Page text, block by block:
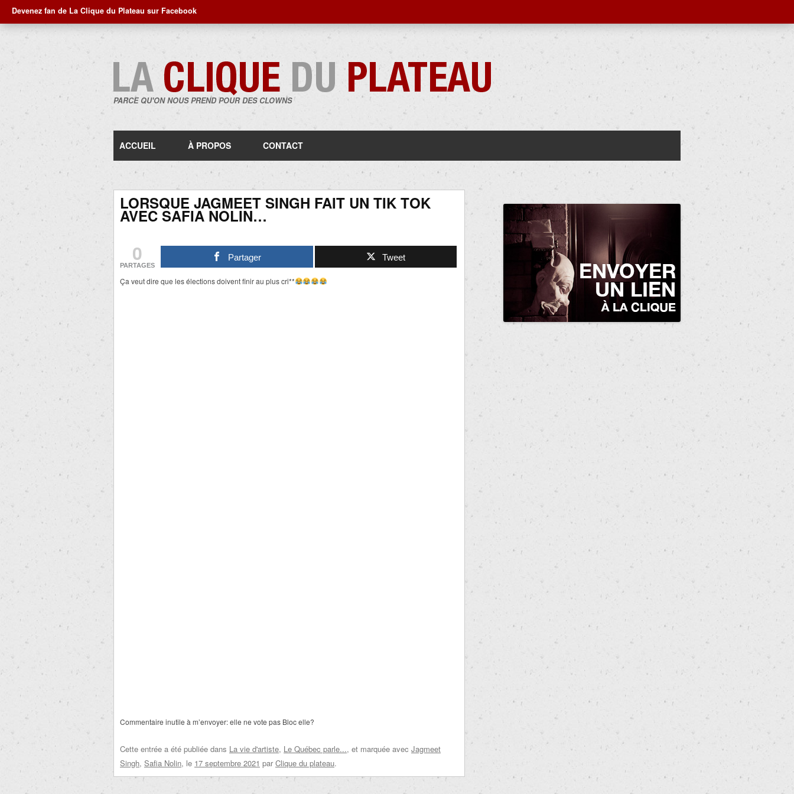
Devenez fan de La Clique du Plateau sur Facebook
PARCE QU'ON NOUS PREND POUR DES CLOWNS
au
ACCUEIL À PROPOS CONTACT
LORSQUE JAGMEET SINGH FAIT UN TIK TOK
AVEC SAFIA NOLIN…
0
PARTAGES
Partager Tweet
Ça veut dire que les élections doivent finir au plus cri**
Commentaire inutile à m’envoyer:elle ne vote pas Bloc elle?
Cette entrée a été publiée dans La vie d'artiste, Le Québec parle..., et marquée avec Jagmeet
Singh, Safia Nolin, le 17 septembre 2021 par Clique du plateau.